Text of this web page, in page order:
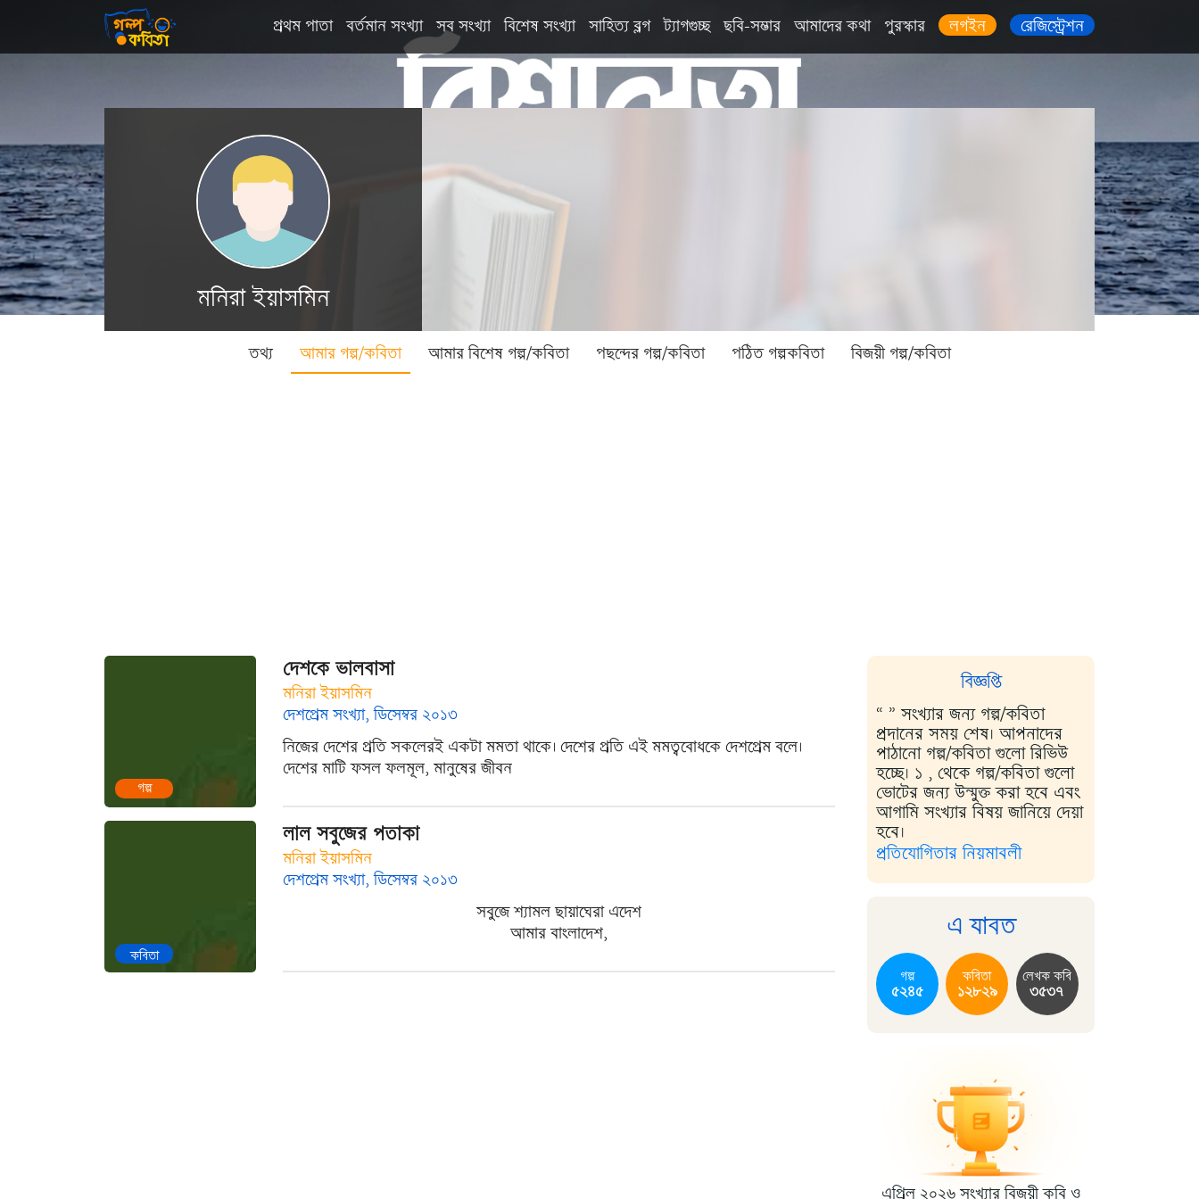
প্রথম পাতা বর্তমান সংখ্যা সব সংখ্যা বিশেষ সংখ্যা সাহিত্য ব্লগ ট্যাগগুচ্ছ ছবি-সম্ভার আমাদের কথা পুরস্কার লগইন রেজিস্ট্রেশন
মনিরা ইয়াসমিন
তথ্য আমার গল্প/কবিতা আমার বিশেষ গল্প/কবিতা পছন্দের গল্প/কবিতা পঠিত গল্পকবিতা বিজয়ী গল্প/কবিতা
গল্প
দেশকে ভালবাসা
মনিরা ইয়াসমিন
দেশপ্রেম সংখ্যা, ডিসেম্বর ২০১৩
নিজের দেশের প্রতি সকলেরই একটা মমতা থাকে। দেশের প্রতি এই মমত্ববোধকে দেশপ্রেম বলে।
দেশের মাটি ফসল ফলমূল, মানুষের জীবন
কবিতা
লাল সবুজের পতাকা
মনিরা ইয়াসমিন
দেশপ্রেম সংখ্যা, ডিসেম্বর ২০১৩
সবুজে শ্যামল ছায়াঘেরা এদেশ
আমার বাংলাদেশ,
বিজ্ঞপ্তি
“ ” সংখ্যার জন্য গল্প/কবিতা
প্রদানের সময় শেষ। আপনাদের
পাঠানো গল্প/কবিতা গুলো রিভিউ
হচ্ছে। ১ , থেকে গল্প/কবিতা গুলো
ভোটের জন্য উন্মুক্ত করা হবে এবং
আগামি সংখ্যার বিষয় জানিয়ে দেয়া
হবে।
প্রতিযোগিতার নিয়মাবলী
এ যাবত
গল্প
৫২৪৫
কবিতা
১২৮২৯
লেখক কবি
৩৫৩৭
এপ্রিল ২০২৬ সংখ্যার বিজয়ী কবি ও